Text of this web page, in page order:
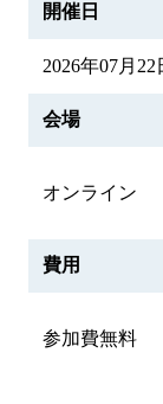
開催日
2026年07月22
会場
オンライン
費用
参加費無料